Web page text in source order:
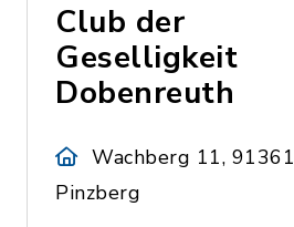
Club der
Geselligkeit
Dobenreuth
Wachberg 11, 91361
Pinzberg